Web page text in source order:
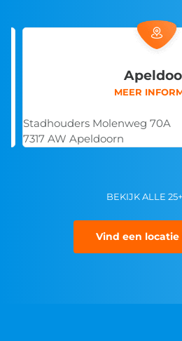
MEER
Stadhouders Molenweg 70A
7317 AW Apeldoorn
BEKIJK ALLE
Vind een